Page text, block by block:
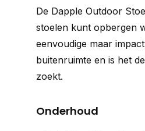
De Dapple Outdoor
stoelen kunt opbergen
eenvoudige maar
buitenruimte en is het
zoekt.
Onderhoud